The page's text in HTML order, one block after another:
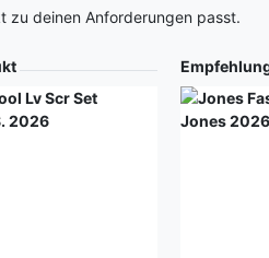
zu deinen Anforderungen passt.